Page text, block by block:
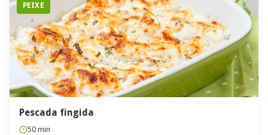
PEIXE
Pescada fingida
50 min